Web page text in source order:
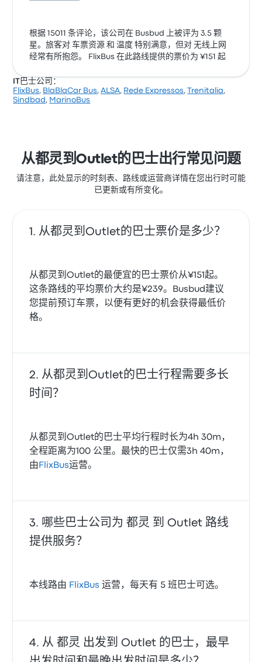
根据 15011 条评论，该公司在 Busbud 上被评为 3.5 颗
星。旅客对 车票资源 和 温度 特别满意，但对 无线上网
经常有所抱怨。 FlixBus 在此路线提供的票价为 ¥151 起
IT巴士公司：
FlixBus, BlaBlaCar Bus,ALSA, Rede Expressos,Trenitalia,
Sindbad , MarinoBus
从都灵到Outlet的巴士出行常见问题
请注意，此处显示的时刻表、路线或运营商详情在您出行时可能
已更新或有所变化。
从都灵到Outlet的巴士票价是多少？
从都灵到Outlet的最便宜的巴士票价从¥151起。
这条路线的平均票价大约是¥239。Busbud建议
您提前预订车票，以便有更好的机会获得最低价
格。
从都灵到Outlet的巴士行程需要多长
时间？
从都灵到Outlet的巴士平均行程时长为4h 30m，
全程距离为100 公里。最快的巴士仅需3h 40m，
由 FlixBus运营。
哪些巴士公司为 都灵 到 Outlet 路线
提供服务？
本线路由 FlixBus 运营，每天有 5 班巴士可选。
从 都灵 出发到 Outlet 的巴士，最早